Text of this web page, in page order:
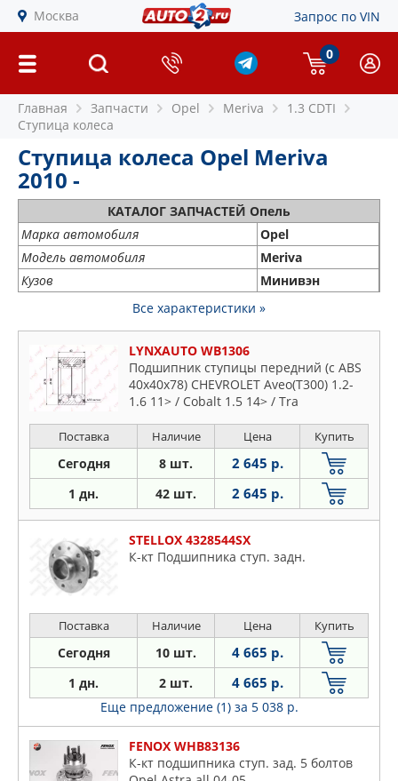
Москва Запрос по VIN
0
Главная Запчасти Opel Meriva
1.3 CDTI
Ступица колеса
Ступица колеса Opel Meriva
2010 -
КАТАЛОГ ЗАПЧАСТЕЙ Опель
Марка автомобиля
Opel
Модель автомобиля
Meriva
Кузов
Минивэн
Все характеристики »
LYNXAUTO WB1306
Подшипник ступицы передний (с ABS
40x40x78) CHEVROLET Aveo(T300) 1.2-
1.6 11> / Cobalt 1.5 14> / Tra
Поставка Наличие Цена Купить
Сегодня 8 шт. 2 645 р.
1 дн. 42 шт. 2 645 р.
STELLOX 4328544SX
К-кт Подшипника ступ. задн.
Поставка Наличие Цена Купить
Сегодня 10 шт. 4 665 р.
1 дн. 2 шт. 4 665 р.
Еще предложение (1) за 5 038 р.
FENOX WHB83136
К-кт подшипника ступ. зад. 5 болтов